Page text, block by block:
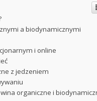
a biodynamicznymi
i online
z jedzeniem
organiczne i